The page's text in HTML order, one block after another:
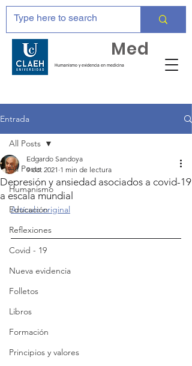
Humanismo y evidencia en medicina
Med
Entrada
All Posts
Humanismo
Educación
Reflexiones
Covid - 19
Nueva evidencia
Folletos
Libros
Formación
Principios y valores
All Posts
Depresión y ansiedad asociados a covid-19
a escala mundial
Edgardo Sandoya
9 oct 2021 1 min de lectura
Artículo original